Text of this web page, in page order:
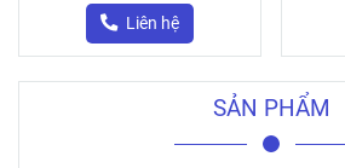
Liên hệ
SẢN PHẨM